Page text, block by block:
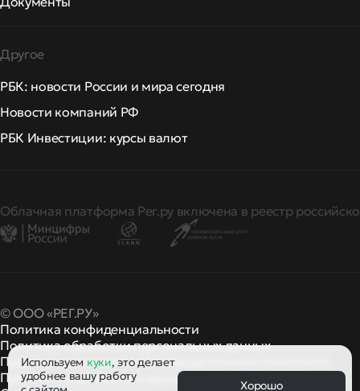
Другое
РБК: новости России и мира сегодня
Новости компаний РФ
РБК Инвестиции: курсы валют
Облачная платформа Рег.ру включена в реестр
© ООО «РЕГ.РУ»
Политика конфиденциальности
Политика обработки персональных данных
Правила применения рекомендательных технологий
Правила пользованияи другие
правила и политики
Используем куки, это делает
удобнее вашу работу
Хорошо